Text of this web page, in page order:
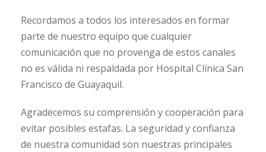
Recordamos a todos los interesados en formar
parte de nuestro equipo que cualquier
comunicación que no provenga de estos canales
no es válida ni respaldada por Hospital Clínica San
Francisco de Guayaquil.
Agradecemos su comprensión y cooperación para
evitar posibles estafas. La seguridad y confianza
de nuestra comunidad son nuestras principales